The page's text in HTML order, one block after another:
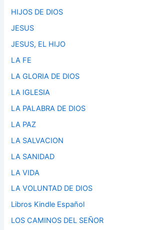
HIJOS DE DIOS
JESUS
JESUS, EL HIJO
LA FE
LA GLORIA DE DIOS
LA IGLESIA
LA PALABRA DE DIOS
LA PAZ
LA SALVACION
LA SANIDAD
LA VIDA
LA VOLUNTAD DE DIOS
Libros Kindle Español
LOS CAMINOS DEL SEÑOR